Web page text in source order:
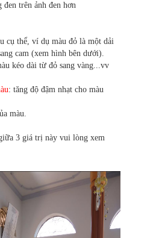
đen trên ảnh đen hơn
cụ thể, ví dụ màu đỏ là một dải
cam (xem hình bên dưới).
kéo dài từ đỏ sang vàng...vv
: tăng độ đậm nhạt cho màu
màu.
3 giá trị này vui lòng xem